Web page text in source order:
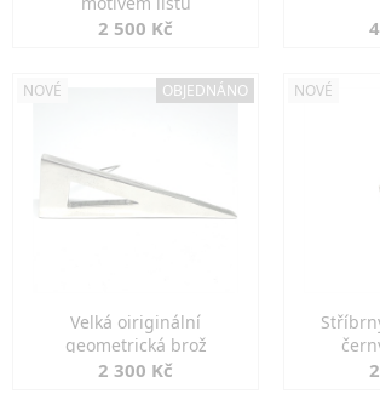
2 500 Kč
NOVÉ OBJEDNÁNO
Velká oiriginální
geometrická brož
2 300 Kč
NOVÉ